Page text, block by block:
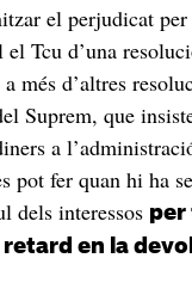
el perjudicat
Tcu d’una
més d’altres
Suprem, que
a
pot fer quan hi ha
dels interessos per
en la